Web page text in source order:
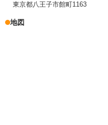
東京都八王子市館町1163
地図